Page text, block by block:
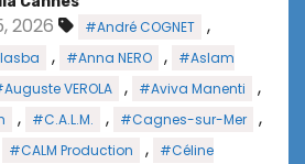
2026 #André COGNET ,
, #Anna NERO ,
#Aslam
VEROLA , #Aviva Manenti ,
, #C.A.L.M. , #Cagnes-sur-Mer ,
#CALM Production ,
#Céline